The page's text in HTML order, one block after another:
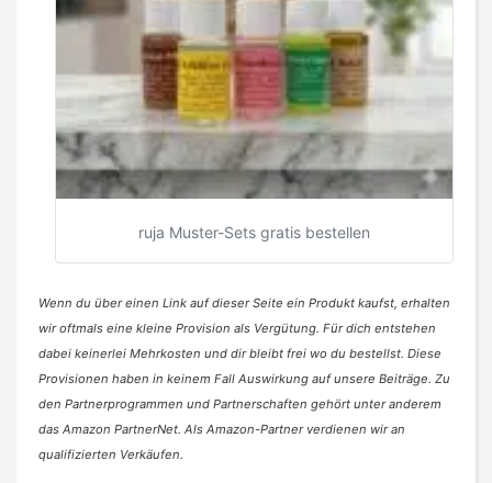
ruja Muster-Sets gratis bestellen
Wenn du über einen Link auf dieser Seite ein Produkt kaufst, erhalten
wir oftmals eine kleine Provision als Vergütung. Für dich entstehen
dabei keinerlei Mehrkosten und dir bleibt frei wo du bestellst. Diese
Provisionen haben in keinem Fall Auswirkung auf unsere Beiträge. Zu
den Partnerprogrammen und Partnerschaften gehört unter anderem
das Amazon PartnerNet. Als Amazon-Partner verdienen wir an
qualifizierten Verkäufen.